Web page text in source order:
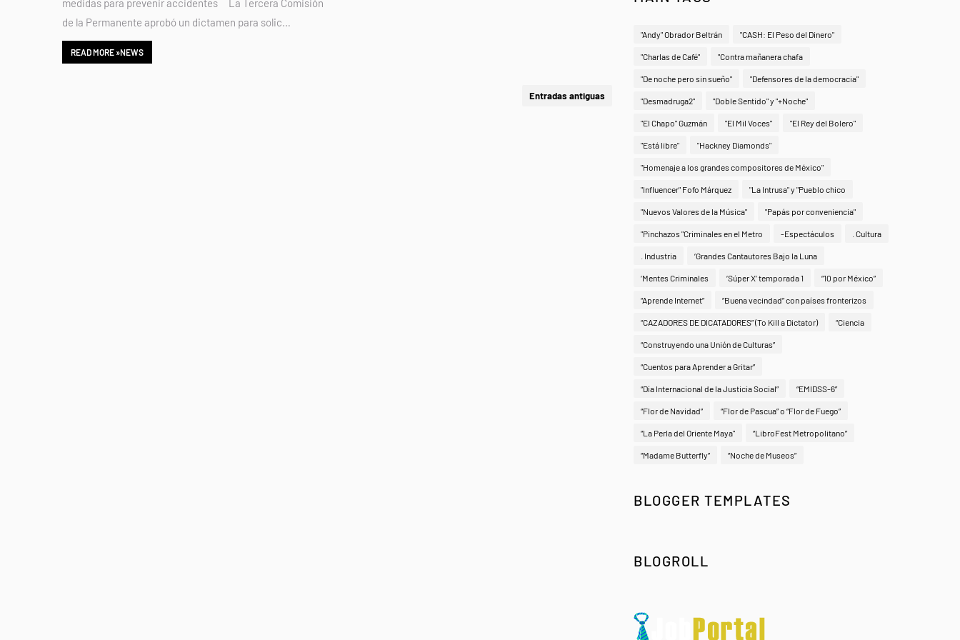
medidas para prevenir accidentes La Tercera Comisión
de la Permanente aprobó un dictamen para solic…
READ MORE »NEWS
Entradas antiguas
"Andy" Obrador Beltrán "CASH: El Peso del Dinero"
"Charlas de Café" "Contra mañanera chafa
"De noche pero sin sueño" "Defensores de la democracia"
"Desmadruga2" "Doble Sentido" y "+Noche"
"El Chapo" Guzmán "El Mil Voces" "El Rey del Bolero"
"Está libre" "Hackney Diamonds"
"Homenaje a los grandes compositores de México"
"Influencer" Fofo Márquez "La Intrusa" y "Pueblo chico
"Nuevos Valores de la Música" "Papás por conveniencia"
"Pinchazos "Criminales en el Metro -Espectáculos . Cultura
. Industria ‘Grandes Cantautores Bajo la Luna
‘Mentes Criminales ‘Súper X’ temporada 1 “10 por México”
“Aprende Internet” “Buena vecindad” con países fronterizos
“CAZADORES DE DICATADORES” (To Kill a Dictator) “Ciencia
“Construyendo una Unión de Culturas”
“Cuentos para Aprender a Gritar”
“Día Internacional de la Justicia Social” “EMIDSS-6”
“Flor de Navidad” “Flor de Pascua” o “Flor de Fuego”
“La Perla del Oriente Maya" “LibroFest Metropolitano”
“Madame Butterfly” “Noche de Museos”
BLOGGER TEMPLATES
BLOGROLL